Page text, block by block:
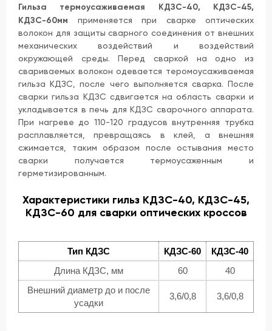
Гильза термоусаживаемая КДЗС-40, КДЗС-45,
КДЗС-60мм применяется при сварке оптических
волокон для защиты сварного соединения от внешних
механических воздействий и воздействий
окружающей среды. Перед сваркой на одно из
свариваемых волокон одевается теромоусаживаемая
гильза КДЗС, после чего выполняется сварка. После
сварки гильза КДЗС сдвигается на область сварки и
укладывается в печь для КДЗС сварочного аппарата.
При нагреве до 110-120 градусов внутренняя трубка
расплавляется, превращаясь в клей, а внешняя
сжимается, таким образом после остывания место
сварки получается термоусаженным и
герметизированным.
Характеристики гильз КДЗС-40, КДЗС-45,
КДЗС-60 для сварки оптических кроссов
Тип КДЗС КДЗС-60
КДЗС-40
Длина КДЗС, мм
60
40
Внешний диаметр до и после
усадки
3,6/0,8 3,6/0,8